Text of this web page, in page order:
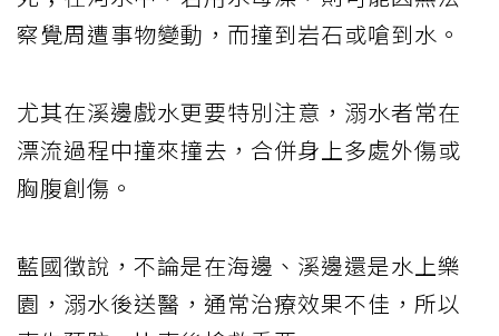
察覺周遭事物變動，而撞到岩石或嗆到水。
尤其在溪邊戲水更要特別注意，溺水者常在
漂流過程中撞來撞去，合併身上多處外傷或
胸腹創傷。
藍國徵說，不論是在海邊、溪邊還是水上樂
園，溺水後送醫，通常治療效果不佳，所以